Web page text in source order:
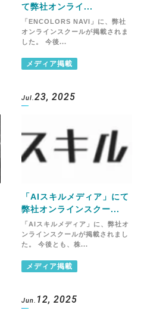
て弊社オンライ...
「ENCOLORS NAVI」に、弊社
オンラインスクールが掲載されま
した。 今後...
メディア掲載
Jul.23, 2025
「AIスキルメディア」にて
弊社オンラインスクー...
「AIスキルメディア」に、弊社オ
ンラインスクールが掲載されまし
た。 今後とも、株...
メディア掲載
Jun. 12, 2025